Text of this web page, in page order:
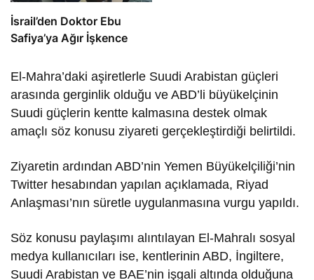
İsrail’den Doktor Ebu
Safiya’ya Ağır İşkence
El-Mahra’daki aşiretlerle Suudi Arabistan güçleri
arasında gerginlik olduğu ve ABD’li büyükelçinin
Suudi güçlerin kentte kalmasına destek olmak
amaçlı söz konusu ziyareti gerçekleştirdiği belirtildi.
Ziyaretin ardından ABD’nin Yemen Büyükelçiliği’nin
Twitter hesabından yapılan açıklamada, Riyad
Anlaşması’nın süretle uygulanmasına vurgu yapıldı.
Söz konusu paylaşımı alıntılayan El-Mahralı sosyal
medya kullanıcıları ise, kentlerinin ABD, İngiltere,
Suudi Arabistan ve BAE’nin işgali altında olduğuna